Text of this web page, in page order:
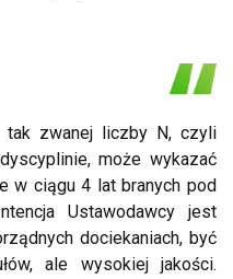
tak zwanej liczby N, czyli
może wykazać
w ciągu 4 lat branych pod
Ustawodawcy jest
dociekaniach, być
ale wysokiej jakości.